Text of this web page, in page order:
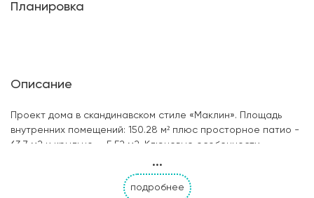
Планировка
Описание
Проект дома в скандинавском стиле «Маклин». Площадь
внутренних помещений: 150.28 м² плюс просторное патио -
63,7 м2 и крыльцо — 5,52 м2. Ключевые особенности
функциональность. Дом воплощает лаконичность и
элегантность скандинавского дизайна. Фасад: сочетание
...
подробнее